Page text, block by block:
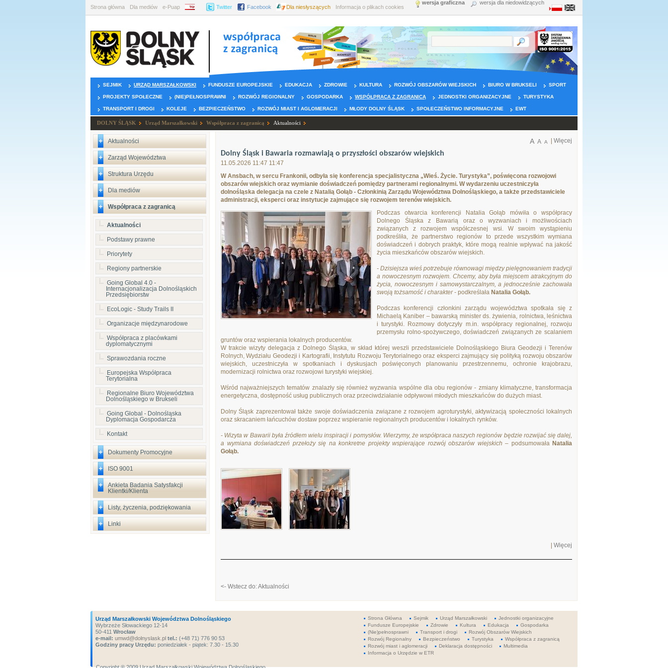
Strona główna Dla mediów e-Puap BIP Twitter Facebook Dla niesłyszących Informacja o plikach cookies
wersja graficzna wersja dla niedowidzących
SEJMIK URZĄD MARSZAŁKOWSKI FUNDUSZE EUROPEJSKIE EDUKACJA ZDROWIE KULTURA ROZWÓJ OBSZARÓW WIEJSKICH BIURO W BRUKSELI SPORT
PROJEKTY SPOŁECZNE (NIE)PEŁNOSPRAWNI ROZWÓJ REGIONALNY GOSPODARKA WSPÓŁPRACA Z ZAGRANICĄ JEDNOSTKI ORGANIZACYJNE TURYSTYKA
TRANSPORT I DROGI KOLEJE BEZPIECZEŃSTWO ROZWÓJ MIAST I AGLOMERACJI MŁODY DOLNY ŚLĄSK SPOŁECZEŃSTWO INFORMACYJNE EWT
DOLNY ŚLĄSK Urząd Marszałkowski Współpraca z zagranicą Aktualności
Aktualności
Zarząd Województwa
Struktura Urzędu
Dla mediów
Współpraca z zagranicą
Aktualności
Podstawy prawne
Priorytety
Regiony partnerskie
Going Global 4.0 -
Internacjonalizacja Dolnośląskich
Przedsiębiorstw
EcoLogic - Study Trails II
Organizacje międzynarodowe
Współpraca z placówkami
dyplomatycznymi
Sprawozdania roczne
Europejska Współpraca
Terytorialna
Regionalne Biuro Województwa
Dolnośląskiego w Brukseli
Going Global - Dolnośląska
Dyplomacja Gospodarcza
Kontakt
Dokumenty Promocyjne
ISO 9001
Ankieta Badania Satysfakcji
Klientki/Klienta
Listy, życzenia, podziękowania
Linki
Więcej
A A A
Dolny Śląsk i Bawaria rozmawiają o przyszłości obszarów wiejskich
11.05.2026 11:47 11:47
W Ansbach, w sercu Frankonii, odbyła się konferencja specjalistyczna „Wieś. Życie. Turystyka”, poświęcona rozwojowi
obszarów wiejskich oraz wymianie doświadczeń pomiędzy partnerami regionalnymi. W wydarzeniu uczestniczyła
dolnośląska delegacja na czele z Natalią Gołąb - Członkinią Zarządu Województwa Dolnośląskiego, a także przedstawiciele
administracji, eksperci oraz instytucje zajmujące się rozwojem terenów wiejskich.
Podczas otwarcia konferencji Natalia Gołąb mówiła o współpracy
Dolnego Śląska z Bawarią oraz o wyzwaniach i możliwościach
związanych z rozwojem współczesnej wsi. W swoim wystąpieniu
podkreśliła, że partnerstwo regionów to przede wszystkim wymiana
doświadczeń i dobrych praktyk, które mogą realnie wpływać na jakość
życia mieszkańców obszarów wiejskich.
- Dzisiejsza wieś potrzebuje równowagi między pielęgnowaniem tradycji
a nowoczesnym rozwojem. Chcemy, aby była miejscem atrakcyjnym do
życia, nowoczesnym i samowystarczalnym, a jednocześnie zachowała
swoją tożsamość i charakter- podkreślała Natalia Gołąb.
Podczas konferencji członkini zarządu województwa spotkała się z
Michaelą Kaniber – bawarską minister ds. żywienia, rolnictwa, leśnictwa
i turystyki. Rozmowy dotyczyły m.in. współpracy regionalnej, rozwoju
przemysłu rolno-spożywczego, doświadczeń związanych ze scalaniem
gruntów oraz wspierania lokalnych producentów.
W trakcie wizyty delegacja z Dolnego Śląska, w skład której weszli przedstawiciele Dolnośląskiego Biura Geodezji i Terenów
Rolnych, Wydziału Geodezji i Kartografii, Instytutu Rozwoju Terytorialnego oraz eksperci zajmujący się polityką rozwoju obszarów
wiejskich, uczestniczyła w spotkaniach i dyskusjach poświęconych planowaniu przestrzennemu, ochronie krajobrazu,
modernizacji rolnictwa oraz rozwojowi turystyki wiejskiej.
Wśród najważniejszych tematów znalazły się również wyzwania wspólne dla obu regionów - zmiany klimatyczne, transformacja
energetyczna, dostępność usług publicznych oraz przeciwdziałanie odpływowi młodych mieszkańców do dużych miast.
Dolny Śląsk zaprezentował także swoje doświadczenia związane z rozwojem agroturystyki, aktywizacją społeczności lokalnych
oraz skracaniem łańcuchów dostaw poprzez wspieranie regionalnych producentów i lokalnych rynków.
- Wizyta w Bawarii była źródłem wielu inspiracji i pomysłów. Wierzymy, że współpraca naszych regionów będzie rozwijać się dalej,
a wymiana doświadczeń przełoży się na konkretne projekty wspierające rozwój obszarów wiejskich – podsumowała Natalia
Gołąb.
Więcej
<- Wstecz do: Aktualności
Urząd Marszałkowski Województwa Dolnośląskiego
Wybrzeże Słowackiego 12-14
50-411 Wrocław
e-mail: umwd@dolnyslask.pl tel.: (+48 71) 776 90 53
Godziny pracy Urzędu: poniedziałek - piątek: 7.30 - 15.30
Strona Główna Sejmik Urząd Marszałkowski
Jednostki organizacyjne
Fundusze Europejskie
Zdrowie Kultura Edukacja
Gospodarka
(Nie)pełnosprawni
Transport i drogi
Rozwój Obszarów Wiejskich
Rozwój Regionalny
Bezpieczeństwo Turystyka
Współpraca z zagranicą
Rozwój miast i aglomeracji
Deklaracja dostępności
Multimedia
Informacja o Urzędzie w ETR